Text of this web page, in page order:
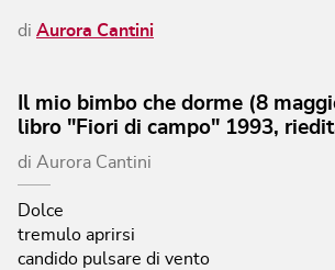
di Aurora Cantini
Il mio bimbo che dorme (8
libro "Fiori di campo" 1993,
di Aurora Cantini
Dolce
tremulo aprirsi
candido pulsare di vento